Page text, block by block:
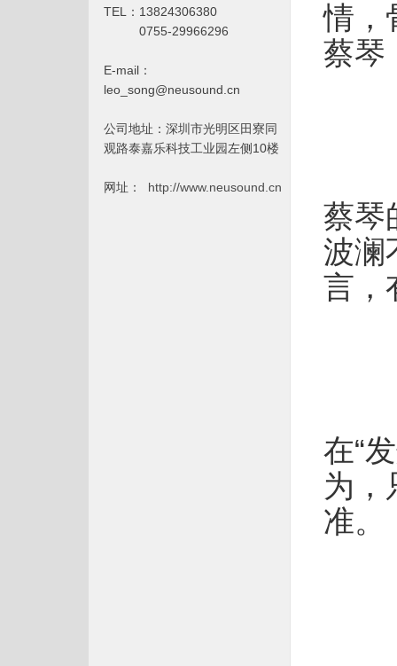
TEL： 13824306380
0755-29966296
E-mail：
leo_song@neusound.cn
公司地址：深圳市光明区田寮同
观路泰嘉乐科技工业园左侧10楼
网址： http://www.neusound.cn
情，
蔡琴
蔡琴
波澜
言，
在“
为，
准。